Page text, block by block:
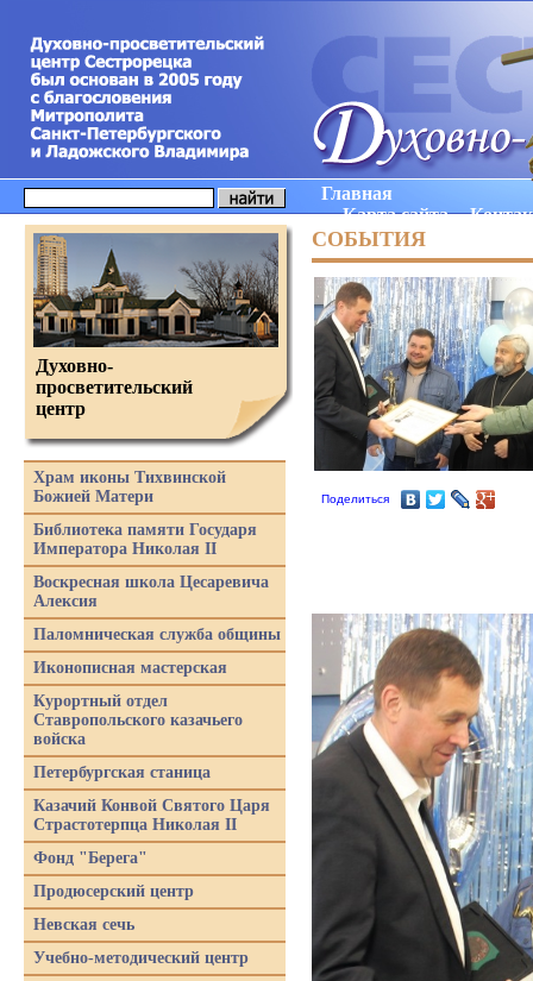
Главная
Карта сайта
СОБЫТИЯ
Поделиться
Духовно-
просветительский
центр
Храм иконы Тихвинской
Божией Матери
Библиотека памяти Государя
Императора Николая II
Воскресная школа Цесаревича
Алексия
Паломническая служба общины
Иконописная мастерская
Курортный отдел
Ставропольского казачьего
войска
Петербургская станица
Казачий Конвой Святого Царя
Страстотерпца Николая II
Фонд "Берега"
Продюсерский центр
Невская сечь
Учебно-методический центр